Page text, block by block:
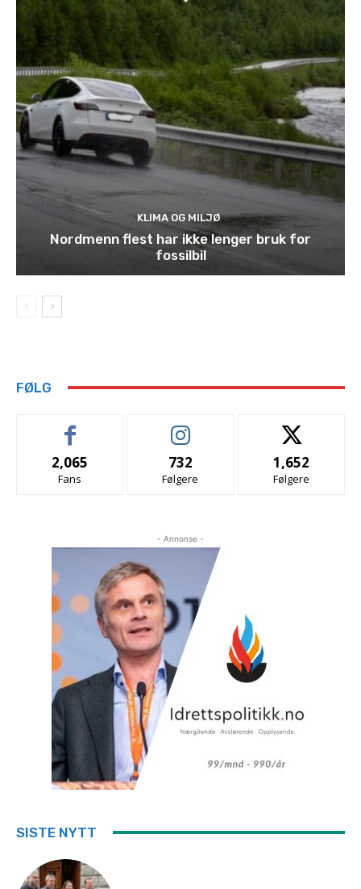
KLIMA OG MILJØ
Nordmenn flest har ikke lenger bruk for
fossilbil
FØLG
2,065
Fans
732
Følgere
1,652
Følgere
- Annonse -
SISTE NYTT